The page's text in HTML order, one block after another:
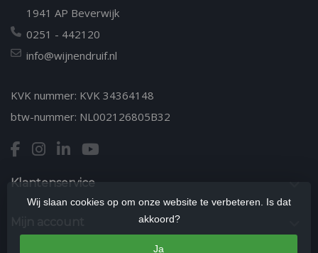
1941 AP Beverwijk
0251 - 442120
info@wijnendruif.nl
KVK nummer: KVK 34364148
btw-nummer: NL002126805B32
Klantenservice
Wij slaan cookies op om onze website te verbeteren. Is dat
akkoord?
Ja